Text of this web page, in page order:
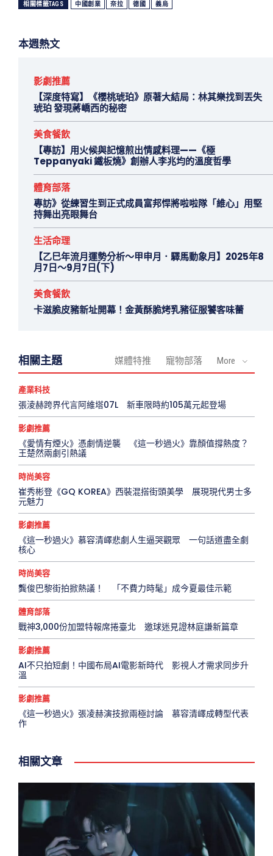
相關標籤TAGS 中國創業 奈拉 德國 義烏
本週熱文
影劇推薦
【深度特寫】《櫻桃琥珀》原著大結局：林其樂找到丟失
琥珀 發現蔣嶠西的秘密
美食餐飲
【專訪】用火候與記憶煎出情感料理——《極
Teppanyaki 鐵板燒》創辦人李兆均的溫度哲學
體育部落
專訪》從練習生到正式成員富邦悍將啦啦隊「維心」用堅
持舞出亮眼舞台
生活命理
【乙巳年流月運勢分析～甲申月．驛馬動象月】2025年8
月7日～9月7日(下)
美食餐飲
卡滋脆皮豬新址開幕！金黃酥脆烤乳豬征服饕客味蕾
相關主題 媒體特推 寵物部落 More
產業科技
張淩赫跨界代言阿維塔07L 新車限時約105萬元起登場
影劇推薦
《愛情有煙火》憑劇情逆襲 《這一秒過火》靠顏值撐熱度？
王楚然兩劇引熱議
時尚美容
崔秀彬登《GQ KOREA》西裝混搭街頭美學 展現現代男士多
元魅力
影劇推薦
《這一秒過火》慕容清嶧悲劇人生逼哭觀眾 一句話道盡全劇
核心
時尚美容
龔俊巴黎街拍掀熱議！ 「不費力時髦」成今夏最佳示範
體育部落
戰神3,000份加盟特報席捲臺北 邀球迷見證林庭謙新篇章
影劇推薦
AI不只拍短劇！中國布局AI電影新時代 影視人才需求同步升
溫
影劇推薦
《這一秒過火》張凌赫演技掀兩極討論 慕容清嶧成轉型代表
作
相關文章